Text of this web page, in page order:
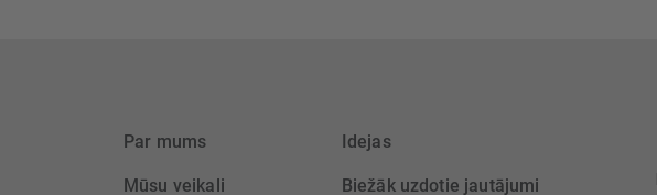
Par mums
Mūsu veikali
Idejas
Biežāk uzdotie jautājumi